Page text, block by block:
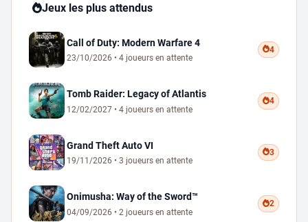
Jeux les plus attendus
Call of Duty: Modern Warfare 4
23/10/2026 • 4 joueurs en attente
4
Tomb Raider: Legacy of Atlantis
12/02/2027 • 4 joueurs en attente
4
Grand Theft Auto VI
19/11/2026 • 3 joueurs en attente
3
Onimusha: Way of the Sword™
04/09/2026 • 2 joueurs en attente
2